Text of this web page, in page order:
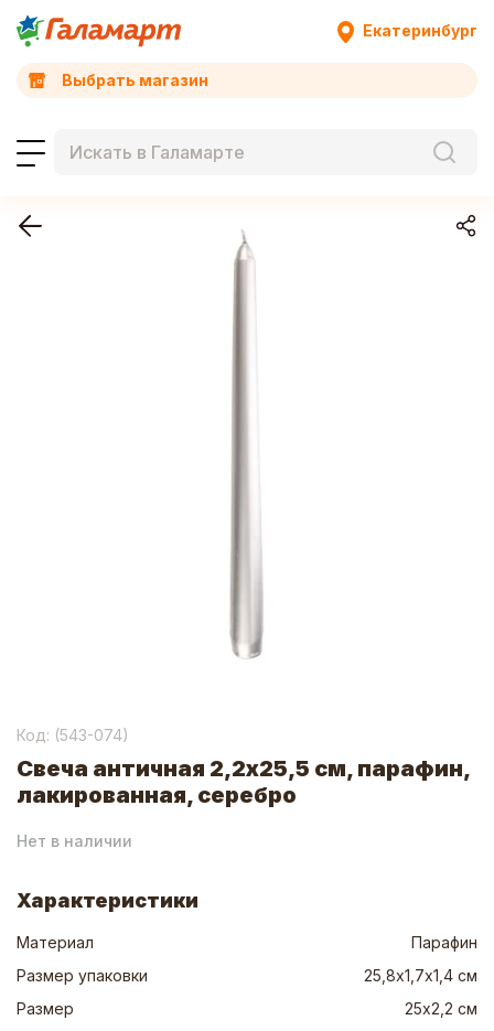
Екатеринбург
Выбрать магазин
Код: (543-074)
Свеча античная 2,2x25,5 см, парафин,
лакированная, серебро
Нет в наличии
Характеристики
Материал
Парафин
Размер упаковки
25,8х1,7х1,4 см
Размер
25х2,2 см